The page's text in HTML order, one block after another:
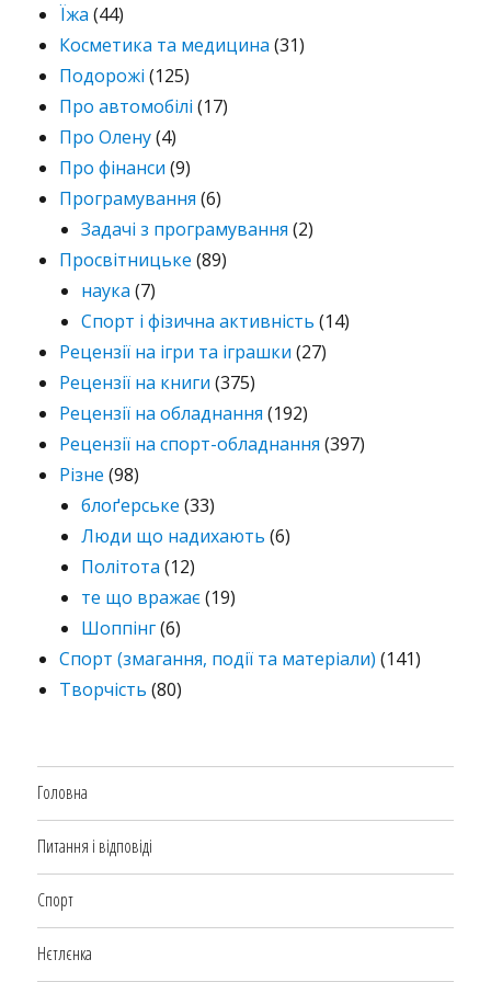
Їжа (44)
Косметика та медицина (31)
Подорожі (125)
Про автомобілі (17)
Про Олену(4)
Про фінанси (9)
Програмування (6)
Задачі з програмування (2)
Просвітницьке (89)
наука (7)
Спорт і фізична активність (14)
Рецензії на ігри та іграшки (27)
Рецензії на книги (375)
Рецензії на обладнання (192)
Рецензії на спорт-обладнання (397)
Різне (98)
блоґерське (33)
Люди що надихають (6)
Політота (12)
те що вражає(19)
Шоппінг(6)
Спорт (змагання, події та матеріали) (141)
Творчість (80)
Головна
Питання і відповіді
Спорт
Нєтлєнка